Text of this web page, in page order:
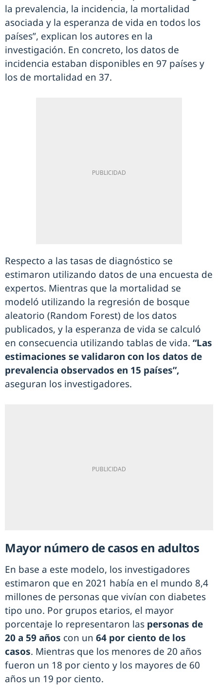
la prevalencia, la incidencia, la mortalidad
asociada y la esperanza de vida en todos los
países”, explican los autores en la
investigación. En concreto, los datos de
incidencia estaban disponibles en 97 países y
los de mortalidad en 37.
Respecto a las tasas de diagnóstico se
estimaron utilizando datos de una encuesta de
expertos. Mientras que la mortalidad se
modeló utilizando la regresión de bosque
aleatorio (Random Forest) de los datos
publicados, y la esperanza de vida se calculó
en consecuencia utilizando tablas de vida. “Las
estimaciones se validaron con los datos de
prevalencia observados en 15 países”,
aseguran los investigadores.
Mayor número de casos en adultos
En base a este modelo, los investigadores
estimaron que en 2021 había en el mundo 8,4
millones de personas que vivían con diabetes
tipo uno. Por grupos etarios, el mayor
porcentaje lo representaron las personas de
20 a 59 años con un 64 por ciento de los
casos. Mientras que los menores de 20 años
fueron un 18 por ciento y los mayores de 60
años un 19 por ciento.